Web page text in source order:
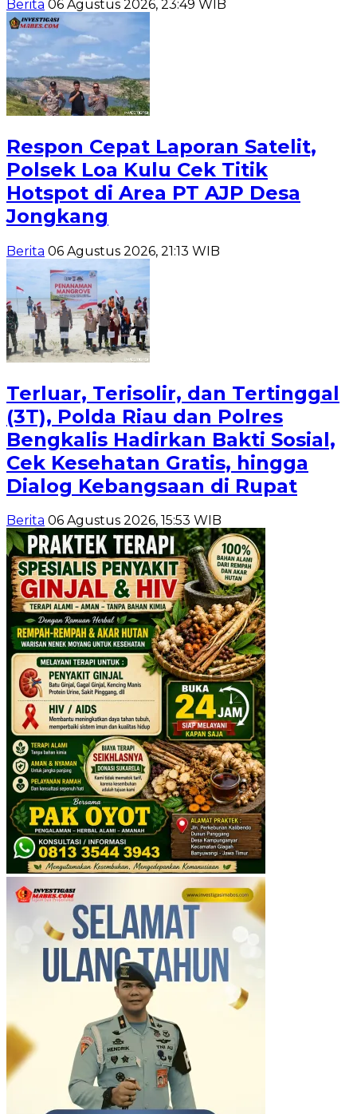
Berita 06 Agustus 2026, 23:49 WIB
Respon Cepat Laporan Satelit,
Polsek Loa Kulu Cek Titik
Hotspot di Area PT AJP Desa
Jongkang
Berita 06 Agustus 2026, 21:13 WIB
Terluar, Terisolir, dan Tertinggal
(3T), Polda Riau dan Polres
Bengkalis Hadirkan Bakti Sosial,
Cek Kesehatan Gratis, hingga
Dialog Kebangsaan di Rupat
Berita 06 Agustus 2026, 15:53 WIB